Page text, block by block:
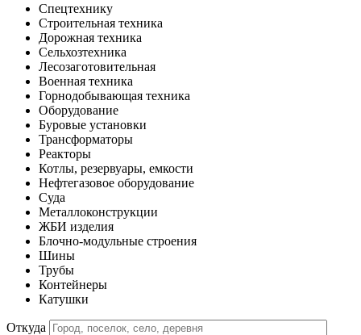
Спецтехнику
Строительная техника
Дорожная техника
Сельхозтехника
Лесозаготовительная
Военная техника
Горнодобывающая техника
Оборудование
Буровые установки
Трансформаторы
Реакторы
Котлы, резервуары, емкости
Нефтегазовое оборудование
Cуда
Металлоконструкции
ЖБИ изделия
Блочно-модульные строения
Шины
Трубы
Контейнеры
Катушки
Откуда